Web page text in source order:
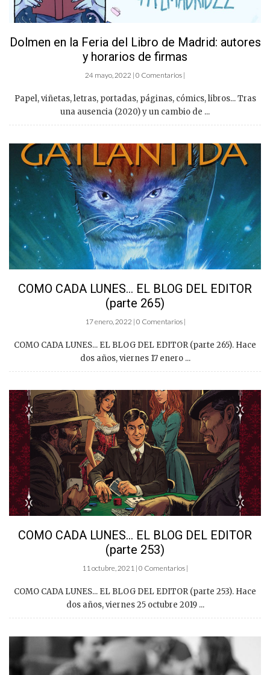
Dolmen en la Feria del Libro de Madrid: autores
y horarios de firmas
24 mayo, 2022 | 0 Comentarios |
Papel, viñetas, letras, portadas, páginas, cómics, libros... Tras
una ausencia (2020) y un cambio de ...
COMO CADA LUNES… EL BLOG DEL EDITOR
(parte 265)
17 enero, 2022 | 0 Comentarios |
COMO CADA LUNES... EL BLOG DEL EDITOR (parte 265). Hace
dos años, viernes 17 enero ...
COMO CADA LUNES… EL BLOG DEL EDITOR
(parte 253)
11 octubre, 2021 | 0 Comentarios |
COMO CADA LUNES... EL BLOG DEL EDITOR (parte 253). Hace
dos años, viernes 25 octubre 2019 ...